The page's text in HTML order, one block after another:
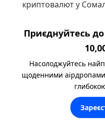
криптовалют у
Приєднуйтесь
Насолоджуйтесь
щоденними